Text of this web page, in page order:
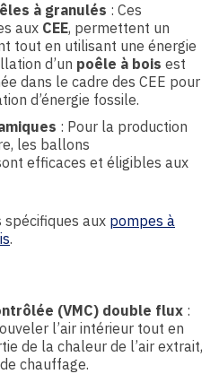
à granulés : Ces
aux CEE, permettent un
tout en utilisant une énergie
d’un poêle à bois est
dans le cadre des CEE pour
d’énergie fossile.
: Pour la production
les ballons
efficaces et éligibles aux
spécifiques aux pompes à
.
(VMC) double flux :
l’air intérieur tout en
de la chaleur de l’air extrait,
chauffage.